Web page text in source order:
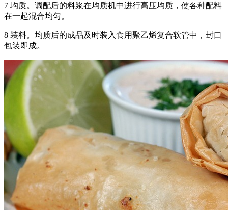
7 均质。调配后的料浆在均质机中进行高压均质，使各种配料
在一起混合均匀。
8 装料。均质后的成品及时装入食用聚乙烯复合软管中，封口
包装即成。